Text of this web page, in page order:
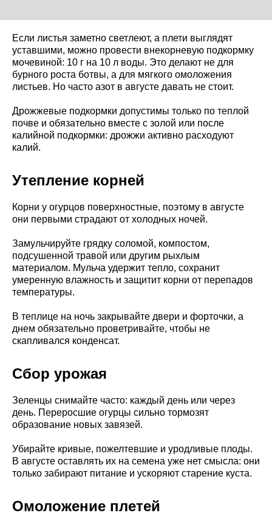
Если листья заметно светлеют, а плети выглядят
уставшими, можно провести внекорневую подкормку
мочевиной: 10 г на 10 л воды. Это делают не для
бурного роста ботвы, а для мягкого омоложения
листьев. Но часто азот в августе давать не стоит.
Дрожжевые подкормки допустимы только по теплой
почве и обязательно вместе с золой или после
калийной подкормки: дрожжи активно расходуют
калий.
Утепление корней
Корни у огурцов поверхностные, поэтому в августе
они первыми страдают от холодных ночей.
Замульчируйте грядку соломой, компостом,
подсушенной травой или другим рыхлым
материалом. Мульча удержит тепло, сохранит
умеренную влажность и защитит корни от перепадов
температуры.
В теплице на ночь закрывайте двери и форточки, а
днем обязательно проветривайте, чтобы не
скапливался конденсат.
Сбор урожая
Зеленцы снимайте часто: каждый день или через
день. Переросшие огурцы сильно тормозят
образование новых завязей.
Убирайте кривые, пожелтевшие и уродливые плоды.
В августе оставлять их на семена уже нет смысла: они
только забирают питание и ускоряют старение куста.
Омоложение плетей